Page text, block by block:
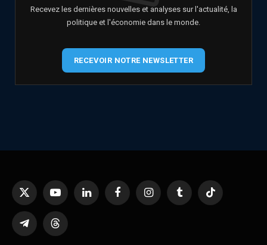
Recevez les dernières nouvelles et analyses sur l'actualité, la
politique et l'économie dans le monde.
RECEVOIR NOTRE NEWSLETTER
X
YouTubeLinkedIn FacebookInstagramTumblr TikTok
TelegramThreads